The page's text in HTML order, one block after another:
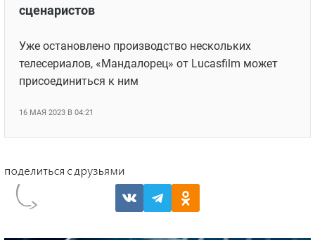
сценаристов
Уже остановлено производство нескольких
телесериалов, «Мандалорец» от Lucasfilm может
присоединиться к ним
16 МАЯ 2023 В 04:21